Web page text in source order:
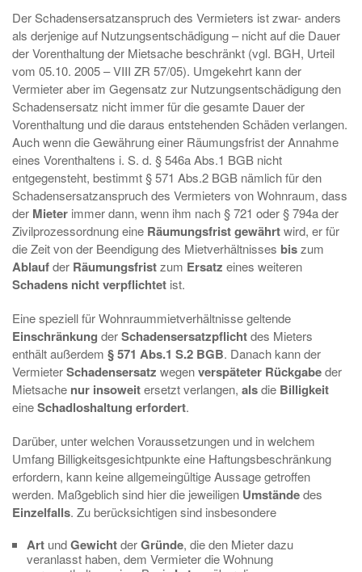
Der Schadensersatzanspruch des Vermieters ist zwar- anders
als derjenige auf Nutzungsentschädigung – nicht auf die Dauer
der Vorenthaltung der Mietsache beschränkt (vgl. BGH, Urteil
vom 05.10. 2005 – VIII ZR 57/05). Umgekehrt kann der
Vermieter aber im Gegensatz zur Nutzungsentschädigung den
Schadensersatz nicht immer für die gesamte Dauer der
Vorenthaltung und die daraus entstehenden Schäden verlangen.
Auch wenn die Gewährung einer Räumungsfrist der Annahme
eines Vorenthaltens i. S. d. § 546a Abs.1 BGB nicht
entgegensteht, bestimmt § 571 Abs.2 BGB nämlich für den
Schadensersatzanspruch des Vermieters von Wohnraum, dass
der Mieter immer dann, wenn ihm nach § 721 oder § 794a der
Zivilprozessordnung eine Räumungsfrist gewährtwird, er für
die Zeit von der Beendigung des Mietverhältnisses biszum
Ablaufder Räumungsfristzum Ersatz eines weiteren
Schadens nicht verpflichtet ist.
Eine speziell für Wohnraummietverhältnisse geltende
Einschränkung derSchadensersatzpflichtdes Mieters
enthält außerdem § 571 Abs.1 S.2 BGB. Danach kann der
VermieterSchadensersatz wegenverspäteter Rückgabeder
Mietsache nur insoweitersetzt verlangen, alsdie Billigkeit
eineSchadloshaltung erfordert.
Darüber, unter welchen Voraussetzungen und in welchem
Umfang Billigkeitsgesichtpunkte eine Haftungsbeschränkung
erfordern, kann keine allgemeingültige Aussage getroffen
werden. Maßgeblich sind hier die jeweiligen Umständedes
Einzelfalls. Zu berücksichtigen sind insbesondere
Art undGewichtderGründe, die den Mieter dazu
veranlasst haben, dem Vermieter die Wohnung